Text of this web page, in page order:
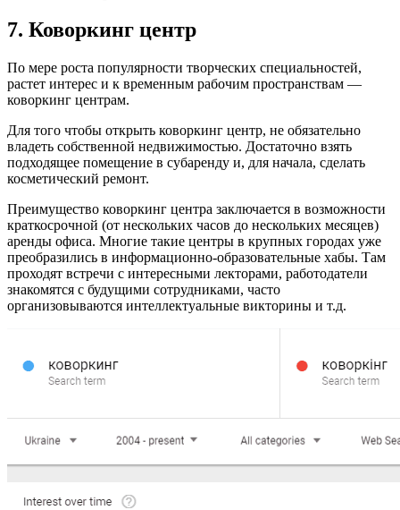
7. Коворкинг центр
По мере роста популярности творческих специальностей,
растет интерес и к временным рабочим пространствам —
коворкинг центрам.
Для того чтобы открыть коворкинг центр, не обязательно
владеть собственной недвижимостью. Достаточно взять
подходящее помещение в субаренду и, для начала, сделать
косметический ремонт.
Преимущество коворкинг центра заключается в возможности
краткосрочной (от нескольких часов до нескольких месяцев)
аренды офиса. Многие такие центры в крупных городах уже
преобразились в информационно-образовательные хабы. Там
проходят встречи с интересными лекторами, работодатели
знакомятся с будущими сотрудниками, часто
организовываются интеллектуальные викторины и т.д.